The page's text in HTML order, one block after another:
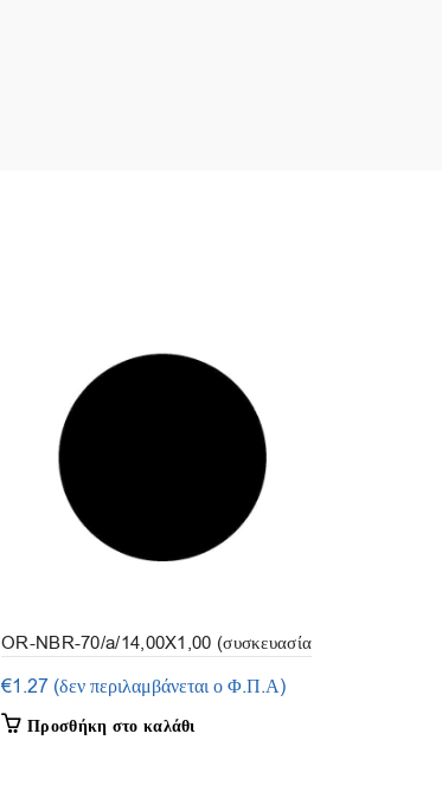
OR-NBR-70/a/14,00X1,00 (συσκευασία
50τμ.)
€1.27 (δεν περιλαμβάνεται ο Φ.Π.Α)
Προσθήκη στο καλάθι